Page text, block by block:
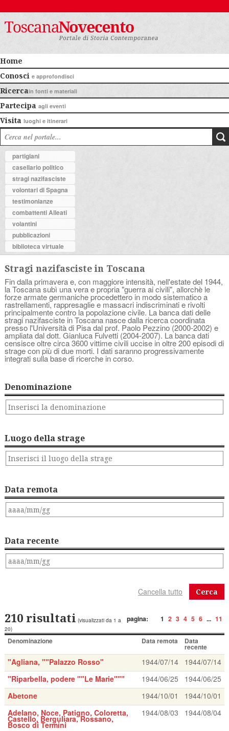
Home
Conosci e approfondisci
Ricercain fonti e materiali
Partecipa agli eventi
Visita luoghi e itinerari
partigiani
casellario politico
stragi nazifasciste
volontari di Spagna
testimonianze
combattenti Alleati
volantini
pubblicazioni
biblioteca virtuale
Stragi nazifasciste in Toscana
Fin dalla primavera e, con maggiore intensità, nell'estate del 1944,
la Toscana subì una vera e propria "guerra ai civili", allorchè le
forze armate germaniche procedettero in modo sistematico a
rastrellamenti, rappresaglie e massacri indiscriminati e rivolti
principalmente contro la popolazione civile. La banca dati delle
stragi nazifasciste in Toscana nasce dalla ricerca coordinata
presso l'Università di Pisa dal prof. Paolo Pezzino (2000-2002) e
ampliata dal dott. Gianluca Fulvetti (2004-2007). La banca dati
censisce oltre circa 3600 vittime civili uccise in oltre 200 episodi di
strage con più di due morti. I dati saranno progressivamente
integrati sulla base di ricerche in corso.
Denominazione
Luogo della strage
Data remota
Data recente
Cerca
pagina: 1 2 3 4 5 6 ... 11
210 risultati (visualizzati da 1 a
20)
Denominazione Data remota Data
recente
"Agliana, ""Palazzo Rosso" 1944/07/14
1944/07/14
"Riparbella, podere ""Le Marie"""
1944/06/25
1944/06/25
Abetone
1944/10/01
1944/10/01
Adelano, Noce, Patigno, Coloretta,
Castello, Berguliara, Rossano,
Bosco di Termini
1944/08/03 1944/08/04